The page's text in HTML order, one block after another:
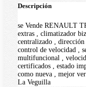
Descripción
se Vende RENAULT
extras , climatizador
centralizado , dirección
control de velocidad ,
multifuncional ,
certificados , estado
como nueva , mejor
La Veguilla